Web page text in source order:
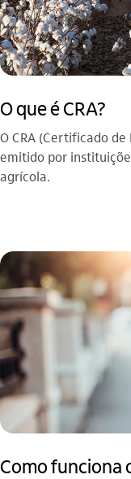
O que é CRA?
O CRA (Certificado
emitido por
agrícola.
Como funciona